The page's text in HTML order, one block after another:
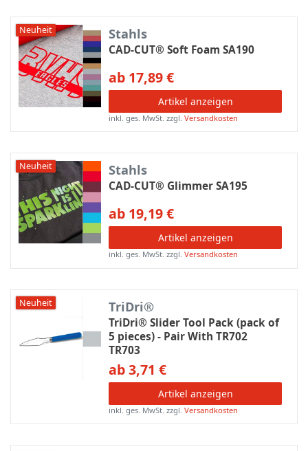
Neuheit Stahls
CAD-CUT® Soft Foam SA190
ab 17,89 €
Artikel anzeigen
inkl. ges. MwSt. zzgl.Versandkosten
Neuheit Stahls
CAD-CUT® Glimmer SA195
ab 19,19 €
Artikel anzeigen
inkl. ges. MwSt. zzgl.Versandkosten
Neuheit TriDri®
TriDri® Slider Tool Pack (pack of
5 pieces) - Pair With TR702
TR703
ab 3,71 €
Artikel anzeigen
inkl. ges. MwSt. zzgl.Versandkosten